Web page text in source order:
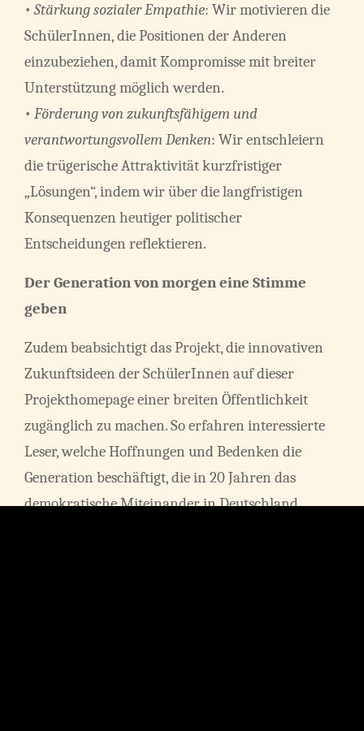
• Stärkung sozialer Empathie: Wir motivieren die
SchülerInnen, die Positionen der Anderen
einzubeziehen, damit Kompromisse mit breiter
Unterstützung möglich werden.
• Förderung von zukunftsfähigem und
verantwortungsvollem Denken: Wir entschleiern
die trügerische Attraktivität kurzfristiger
„Lösungen“, indem wir über die langfristigen
Konsequenzen heutiger politischer
Entscheidungen reflektieren.
Der Generation von morgen eine Stimme
geben
Zudem beabsichtigt das Projekt, die innovativen
Zukunftsideen der SchülerInnen auf dieser
Projekthomepage einer breiten Öffentlichkeit
zugänglich zu machen. So erfahren interessierte
Leser, welche Hoffnungen und Bedenken die
Generation beschäftigt, die in 20 Jahren das
demokratische Miteinander in Deutschland